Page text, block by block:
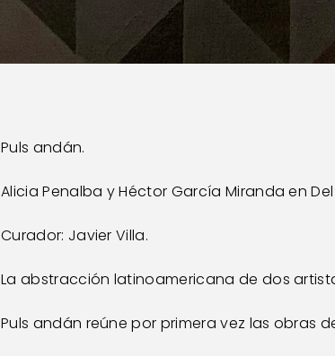
Puls andán.
Alicia Penalba y Héctor García Miranda en
Curador: Javier Villa.
La abstracción latinoamericana de dos
Puls andán reúne por primera vez las obras